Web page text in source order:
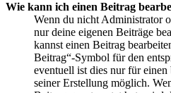
Wie kann ich einen Beitrag
Wenn du nicht Administrator
nur deine eigenen Beiträge
kannst einen Beitrag
Beitrag“-Symbol für den
eventuell ist dies nur für
seiner Erstellung möglich.